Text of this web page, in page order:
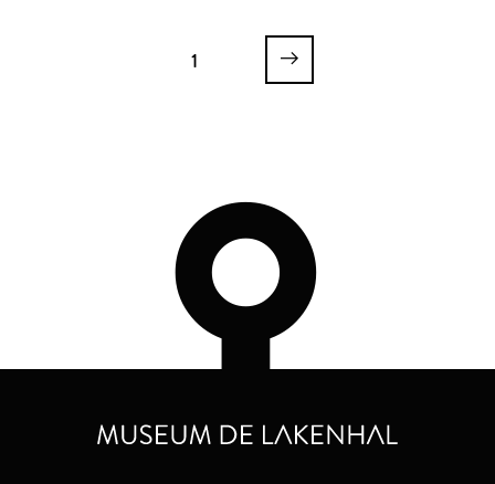
Bauwerke
1